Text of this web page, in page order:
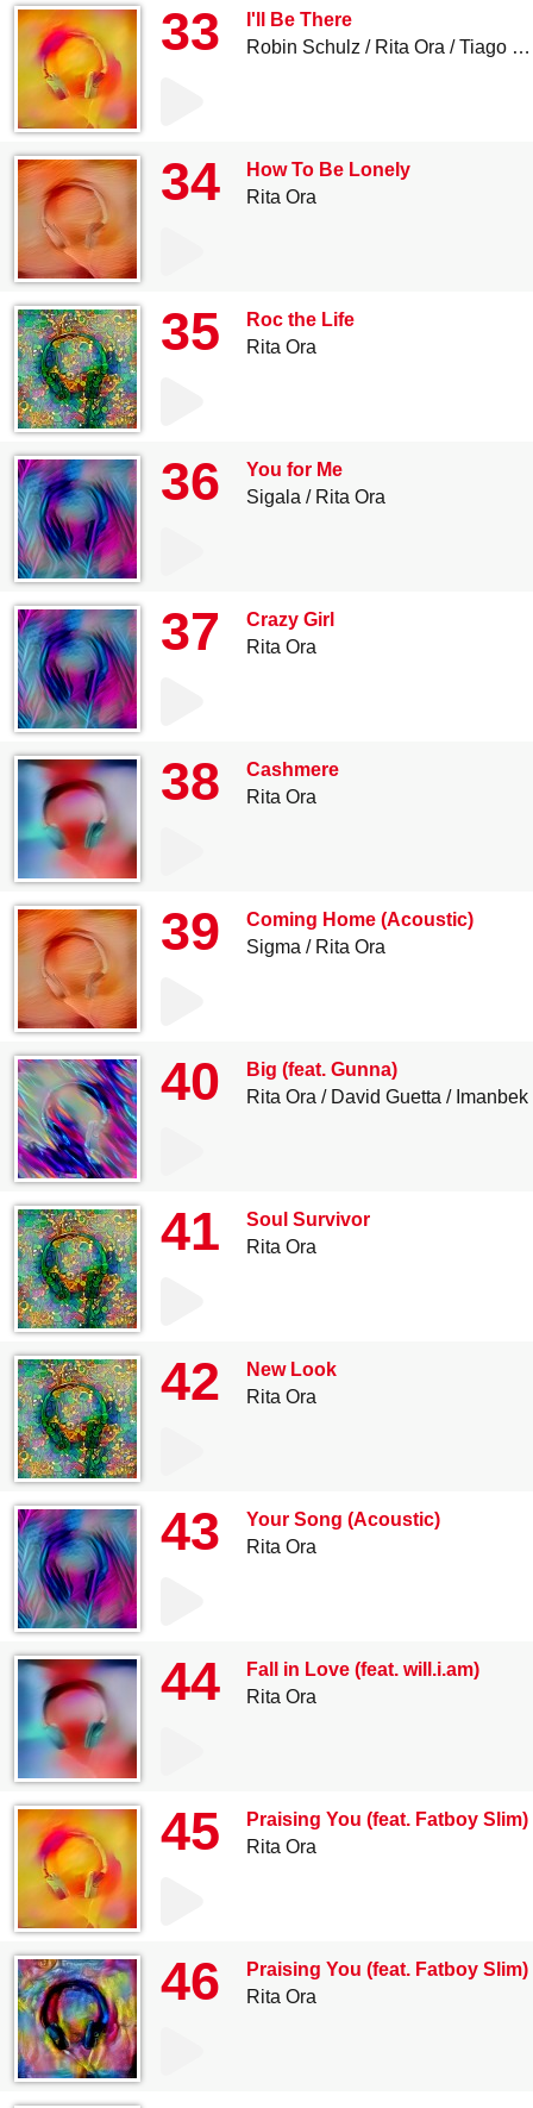
33
I'll Be There
Robin Schulz
Rita Ora Tiago PZK
34
How To Be Lonely
Rita Ora
35
Roc the Life
Rita Ora
36
You for Me
Sigala
Rita Ora
37
Crazy Girl
Rita Ora
38
Cashmere
Rita Ora
39
Coming Home (Acoustic)
Sigma
Rita Ora
40
Big (feat. Gunna)
Rita Ora
David Guetta Imanbek
41
Soul Survivor
Rita Ora
42
New Look
Rita Ora
43
Your Song (Acoustic)
Rita Ora
44
Fall in Love (feat. will.i.am)
Rita Ora
45
Praising You (feat. Fatboy
Rita Ora
46
Praising You (feat. Fatboy Slim)
Rita Ora